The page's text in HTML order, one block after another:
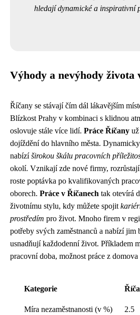
hledají dynamické a inspirativní
Výhody a nevýhody života
Říčany se stávají čím dál lákavějším
Blízkost Prahy v kombinaci s klidnou
oslovuje stále více lidí. Práce Říčany
dojíždění do hlavního města.
nabízíširokou škálu pracovních
okolí. Vznikají zde nové firmy,
roste poptávka po kvalifikovaných
oborech. Práce v Říčanech tak otevírá
životnímu stylu, kdy můžete spojit
prostředím pro život. Mnoho firem v
potřeby svých zaměstnanců a nabízí jim
usnadňují každodenní život. Příkladem
pracovní doba, možnost práce z
Kategorie
Míra nezaměstnanosti (v %) 2.5